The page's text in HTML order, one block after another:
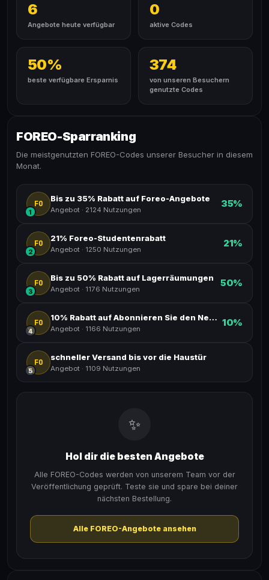
6
Angebote heute verfügbar
0
aktive Codes
50%
beste verfügbare Ersparnis
374
von unseren Besuchern
genutzte Codes
FOREO-Sparranking
Die meistgenutzten FOREO-Codes unserer Besucher in diesem
Monat.
FO
1
Bis zu 35% Rabatt auf Foreo-Angebote
Angebot · 2124 Nutzungen
35%
FO
2
21% Foreo-Studentenrabatt
Angebot · 1250 Nutzungen
21%
FO
3
Bis zu 50% Rabatt auf Lagerräumungen
Angebot · 1176 Nutzungen
50%
FO
4
10% Rabatt auf Abonnieren Sie den Newsletter
Angebot · 1166 Nutzungen
10%
FO
5
schneller Versand bis vor die Haustür
Angebot · 1109 Nutzungen
✨
Hol dir die besten Angebote
Alle FOREO-Codes werden von unserem Team vor der
Veröffentlichung geprüft. Teste sie und spare bei deiner
nächsten Bestellung.
Alle FOREO-Angebote ansehen